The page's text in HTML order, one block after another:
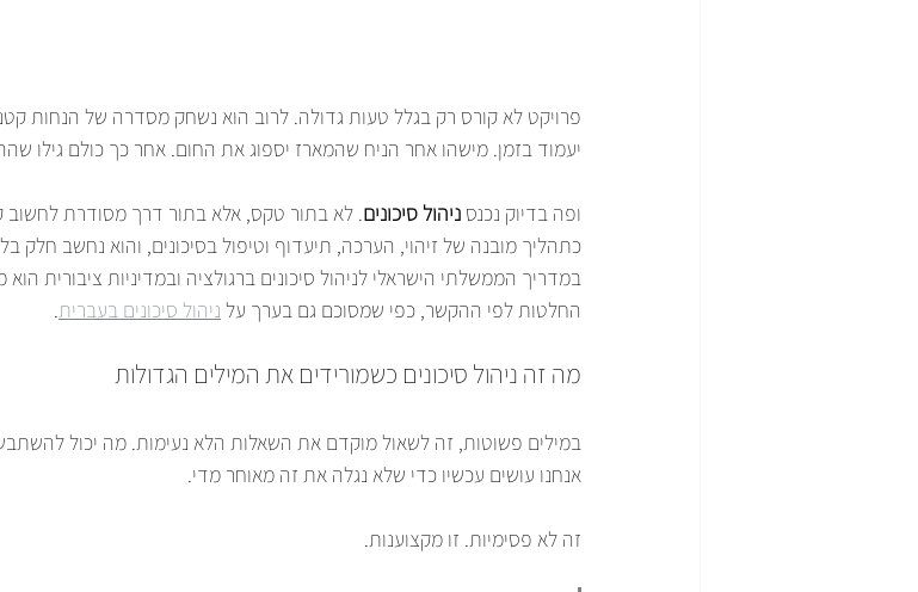
פרויקט לא קורס רק בגלל טעות גדולה. לרוב הוא נשחק מסדרה של הנחות
יעמוד בזמן. מישהו אחר הניח שהמארז יספוג את החום. אחר כך כולם גילו
ופה בדיוק נכנס ניהול סיכונים. לא בתור טקס, אלא בתור דרך מסודרת לחשוב
כתהליך מובנה של זיהוי, הערכה, תיעדוף וטיפול בסיכונים, והוא נחשב חלק
במדריך הממשלתי הישראלי לניהול סיכונים ברגולציה ובמדיניות ציבורית
החלטות לפי ההקשר, כפי שמסוכם גם בערך על ניהול סיכונים בעברית.
מה זה ניהול סיכונים כשמורידים את המילים הגדולות
במילים פשוטות, זה לשאול מוקדם את השאלות הלא נעימות. מה יכול
אנחנו עושים עכשיו כדי שלא נגלה את זה מאוחר מדי.
זה לא פסימיות. זו מקצוענות.